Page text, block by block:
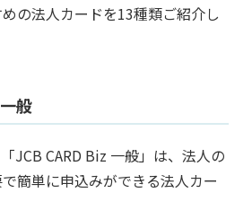
の法人カードを13種類ご紹介し
般
JCB CARD Biz 一般」は、法人の
簡単に申込みができる法人カー